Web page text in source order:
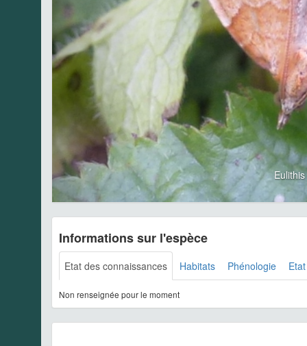
Informations sur l'espèce
Etat des connaissances Habitats Phénologie
Non renseignée pour le moment